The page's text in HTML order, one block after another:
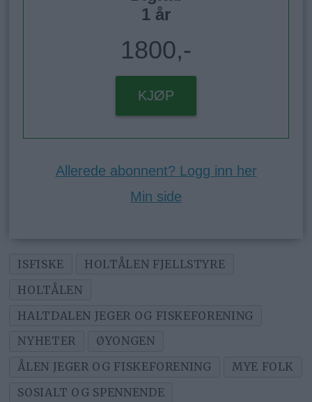
1 år
1800,-
KJØP
Allerede abonnent? Logg inn her
Min side
ISFISKE
HOLTÅLEN FJELLSTYRE
HOLTÅLEN
HALTDALEN JEGER OG FISKEFORENING
NYHETER
ØYONGEN
ÅLEN JEGER OG FISKEFORENING
MYE FOLK
SOSIALT OG SPENNENDE